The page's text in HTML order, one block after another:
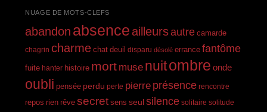
NUAGE DE MOTS-CLEFS
abandon absence ailleursautre camarde
chagrin charme chat deuil disparu désolé errance fantôme
fuite hanter histoire mort muse nuitombre onde
oubli pensée perdu perte pierre présence rencontre
repos rien rêve secret sens seul silence solitaire solitude